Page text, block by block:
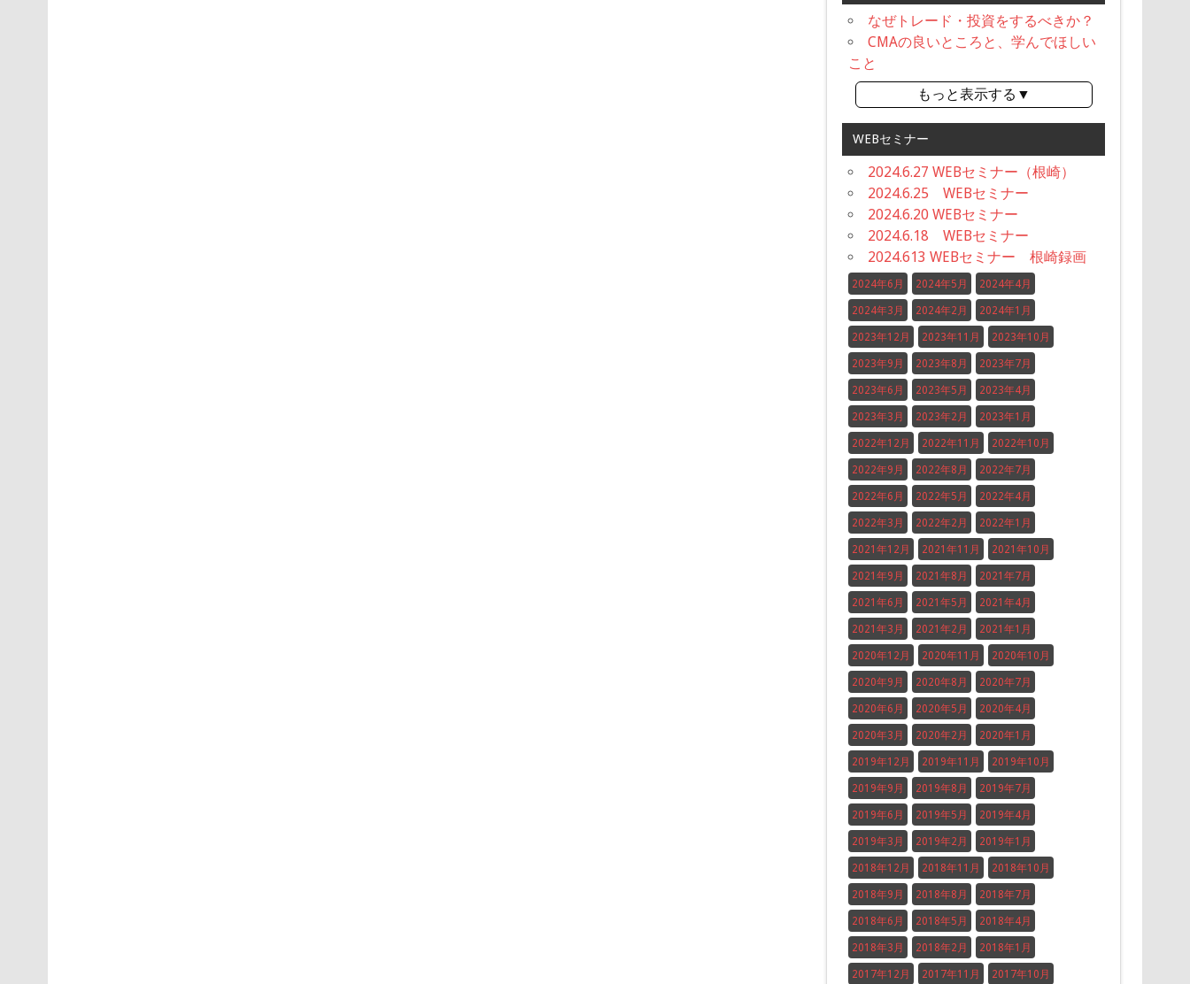
なぜトレード・投資をするべきか？
CMAの良いところと、学んでほしい
こと
もっと表示する▼
WEBセミナー
2024.6.27 WEBセミナー（根崎）
2024.6.25 WEBセミナー
2024.6.20 WEBセミナー
2024.6.18 WEBセミナー
2024.613 WEBセミナー 根崎録画
2024年6月 2024年5月 2024年4月
2024年3月 2024年2月 2024年1月
2023年12月 2023年11月 2023年10月
2023年9月 2023年8月 2023年7月
2023年6月 2023年5月 2023年4月
2023年3月 2023年2月 2023年1月
2022年12月 2022年11月 2022年10月
2022年9月 2022年8月 2022年7月
2022年6月 2022年5月 2022年4月
2022年3月 2022年2月 2022年1月
2021年12月 2021年11月 2021年10月
2021年9月 2021年8月 2021年7月
2021年6月 2021年5月 2021年4月
2021年3月 2021年2月 2021年1月
2020年12月 2020年11月 2020年10月
2020年9月 2020年8月 2020年7月
2020年6月 2020年5月 2020年4月
2020年3月 2020年2月 2020年1月
2019年12月 2019年11月 2019年10月
2019年9月 2019年8月 2019年7月
2019年6月 2019年5月 2019年4月
2019年3月 2019年2月 2019年1月
2018年12月 2018年11月 2018年10月
2018年9月 2018年8月 2018年7月
2018年6月 2018年5月 2018年4月
2018年3月 2018年2月 2018年1月
2017年12月 2017年11月 2017年10月